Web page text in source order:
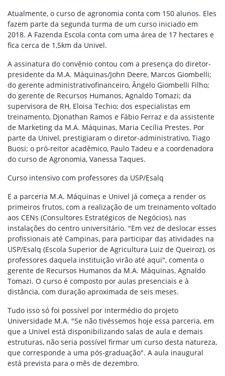
Atualmente, o curso de agronomia conta com 150 alunos. Eles
fazem parte da segunda turma de um curso iniciado em
2018. A Fazenda Escola conta com uma área de 17 hectares e
fica cerca de 1,5km da Univel.
A assinatura do convênio contou com a presença do diretor-
presidente da M.A. Máquinas/John Deere, Marcos Giombelli;
do gerente administrativofinanceiro, Ângelo Giombelli Filho;
do gerente de Recursos Humanos, Agnaldo Tomazi; da
supervisora de RH, Eloisa Techio; dos especialistas em
treinamento, Djonathan Ramos e Fábio Ferraz e da assistente
de Marketing da M.A. Máquinas, Maria Cecília Prestes. Por
parte da Univel, prestigiaram o diretor-administrativo, Tiago
Buosi; o pró-reitor acadêmico, Paulo Tadeu e a coordenadora
do curso de Agronomia, Vanessa Taques.
Curso intensivo com professores da USP/Esalq
E a parceria M.A. Máquinas e Univel já começa a render os
primeiros frutos, com a realização de um treinamento voltado
aos CENs (Consultores Estratégicos de Negócios), nas
instalações do centro universitário. "Em vez de deslocar esses
profissionais até Campinas, para participar das atividades na
USP/Esalq (Escola Superior de Agricultura Luiz de Queiroz), os
professores daquela instituição virão até aqui", comenta o
gerente de Recursos Humanos da M.A. Máquinas, Agnaldo
Tomazi. O curso é composto por aulas presenciais e à
distância, com duração aproximada de seis meses.
Tudo isso só foi possível por intermédio do projeto
Universidade M.A. "Se não tivéssemos hoje essa parceria, em
que a Univel está disponibilizando salas de aula e demais
estruturas, não seria possível firmar um curso desta natureza,
que corresponde a uma pós-graduação". A aula inaugural
está prevista para o mês de dezembro.